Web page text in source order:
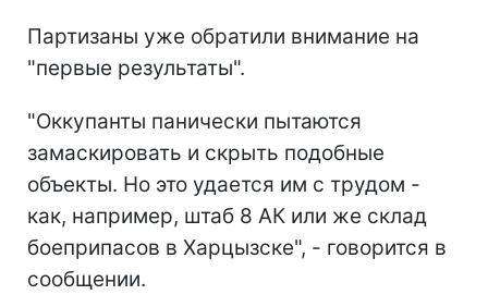
Партизаны уже обратили внимание на
"первые результаты".
"Оккупанты панически пытаются
замаскировать и скрыть подобные
объекты. Но это удается им с трудом -
как, например, штаб 8 АК или же склад
боеприпасов в Харцызске", - говорится в
сообщении.